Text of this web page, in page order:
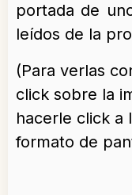
portada de
leídos de la
(Para verlas
click sobre la
hacerle click a
formato de